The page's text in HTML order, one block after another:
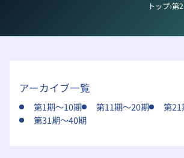
トップ›第
アーカイブ一覧
第1期～10期 第11期～20期
第21
第31期～40期